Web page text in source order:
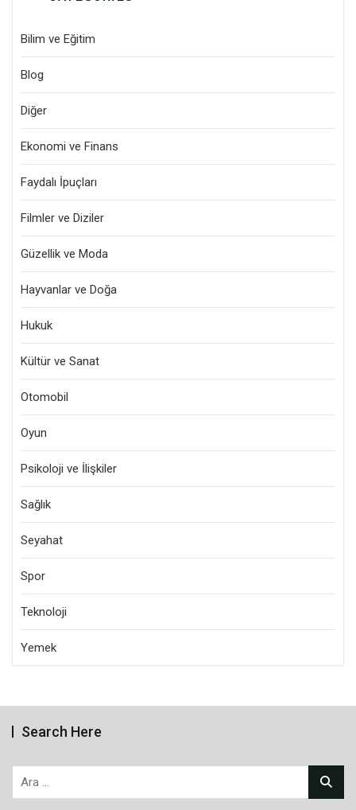
Bilim ve Eğitim
Blog
Diğer
Ekonomi ve Finans
Faydalı İpuçları
Filmler ve Diziler
Güzellik ve Moda
Hayvanlar ve Doğa
Hukuk
Kültür ve Sanat
Otomobil
Oyun
Psikoloji ve İlişkiler
Sağlık
Seyahat
Spor
Teknoloji
Yemek
Search Here
Arama: